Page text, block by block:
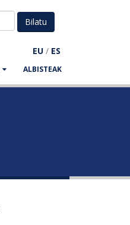
EU / ES
ALBISTEAK